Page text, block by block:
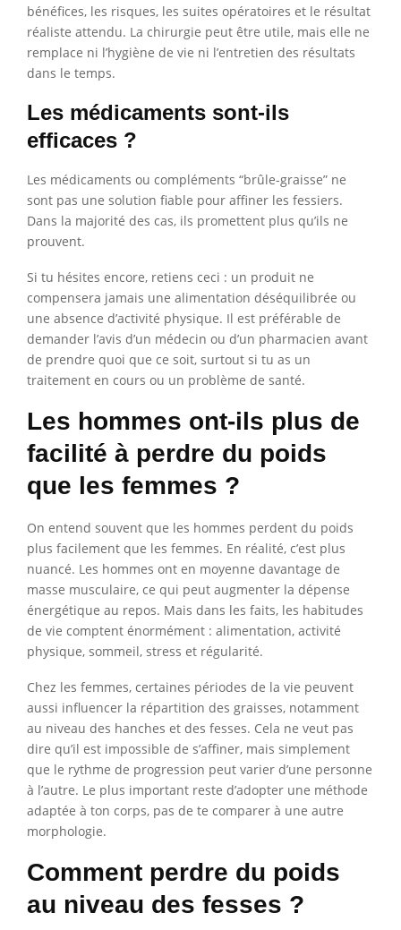
bénéfices, les risques, les suites opératoires et le résultat
réaliste attendu. La chirurgie peut être utile, mais elle ne
remplace ni l’hygiène de vie ni l’entretien des résultats
dans le temps.
Les médicaments sont-ils
efficaces ?
Les médicaments ou compléments “brûle-graisse” ne
sont pas une solution fiable pour affiner les fessiers.
Dans la majorité des cas, ils promettent plus qu’ils ne
prouvent.
Si tu hésites encore, retiens ceci : un produit ne
compensera jamais une alimentation déséquilibrée ou
une absence d’activité physique. Il est préférable de
demander l’avis d’un médecin ou d’un pharmacien avant
de prendre quoi que ce soit, surtout si tu as un
traitement en cours ou un problème de santé.
Les hommes ont-ils plus de
facilité à perdre du poids
que les femmes ?
On entend souvent que les hommes perdent du poids
plus facilement que les femmes. En réalité, c’est plus
nuancé. Les hommes ont en moyenne davantage de
masse musculaire, ce qui peut augmenter la dépense
énergétique au repos. Mais dans les faits, les habitudes
de vie comptent énormément : alimentation, activité
physique, sommeil, stress et régularité.
Chez les femmes, certaines périodes de la vie peuvent
aussi influencer la répartition des graisses, notamment
au niveau des hanches et des fesses. Cela ne veut pas
dire qu’il est impossible de s’affiner, mais simplement
que le rythme de progression peut varier d’une personne
à l’autre. Le plus important reste d’adopter une méthode
adaptée à ton corps, pas de te comparer à une autre
morphologie.
Comment perdre du poids
au niveau des fesses ?